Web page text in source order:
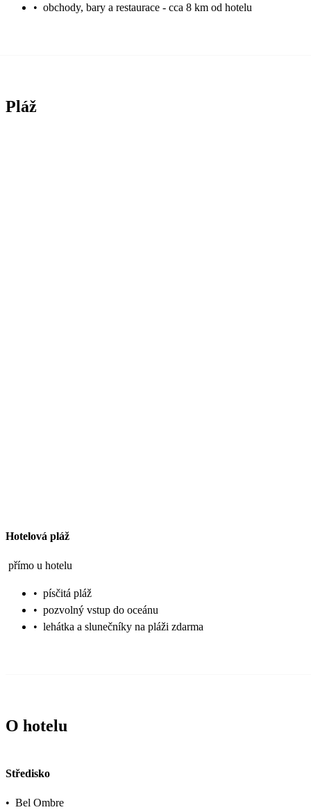
• obchody, bary a restaurace - cca 8 km od hotelu
Pláž
Hotelová pláž
přímo u hotelu
• písčitá pláž
• pozvolný vstup do oceánu
• lehátka a slunečníky na pláži zdarma
O hotelu
Středisko
• Bel Ombre